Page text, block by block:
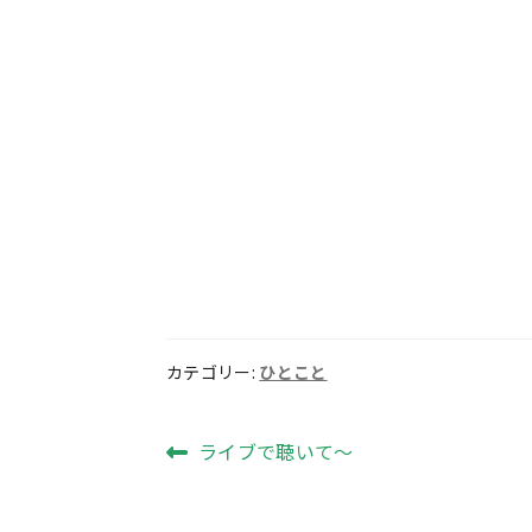
カテゴリー: ひとこと
投前
ライブで聴いて～